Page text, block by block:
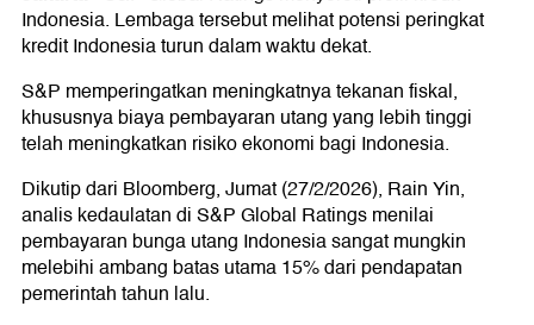
Indonesia. Lembaga tersebut melihat potensi peringkat
kredit Indonesia turun dalam waktu dekat.
S&P memperingatkan meningkatnya tekanan fiskal,
khususnya biaya pembayaran utang yang lebih tinggi
telah meningkatkan risiko ekonomi bagi Indonesia.
Dikutip dari Bloomberg, Jumat (27/2/2026), Rain Yin,
analis kedaulatan di S&P Global Ratings menilai
pembayaran bunga utang Indonesia sangat mungkin
melebihi ambang batas utama 15% dari pendapatan
pemerintah tahun lalu.